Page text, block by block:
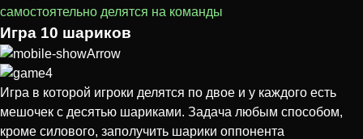
самостоятельно делятся на команды
Игра 10 шариков
Игра в которой игроки делятся по двое и у каждого есть
мешочек с десятью шариками. Задача любым способом,
кроме силового, заполучить шарики оппонента